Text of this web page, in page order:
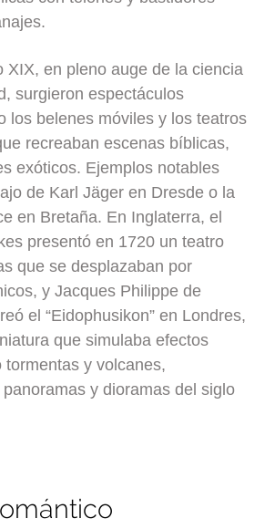
XIX, en pleno auge de la ciencia
surgieron espectáculos
los belenes móviles y los teatros
recreaban escenas bíblicas,
exóticos. Ejemplos notables
de Karl Jäger en Dresde o la
en Bretaña. En Inglaterra, el
presentó en 1720 un teatro
que se desplazaban por
y Jacques Philippe de
el “Eidophusikon” en Londres,
que simulaba efectos
tormentas y volcanes,
y dioramas del siglo